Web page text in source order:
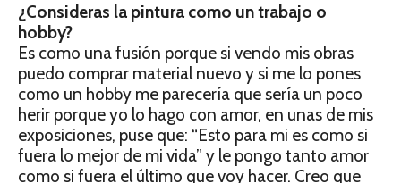
¿Consideras la pintura como un trabajo o
hobby?
Es como una fusión porque si vendo mis obras
puedo comprar material nuevo y si me lo pones
como un hobby me parecería que sería un poco
herir porque yo lo hago con amor, en unas de mis
exposiciones, puse que: “Esto para mi es como si
fuera lo mejor de mi vida” y le pongo tanto amor
como si fuera el último que voy hacer. Creo que